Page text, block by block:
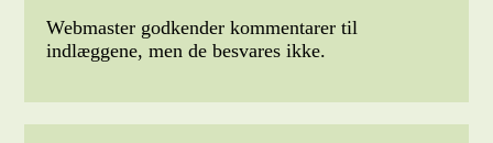
Webmaster godkender kommentarer til
indlæggene, men de besvares ikke.